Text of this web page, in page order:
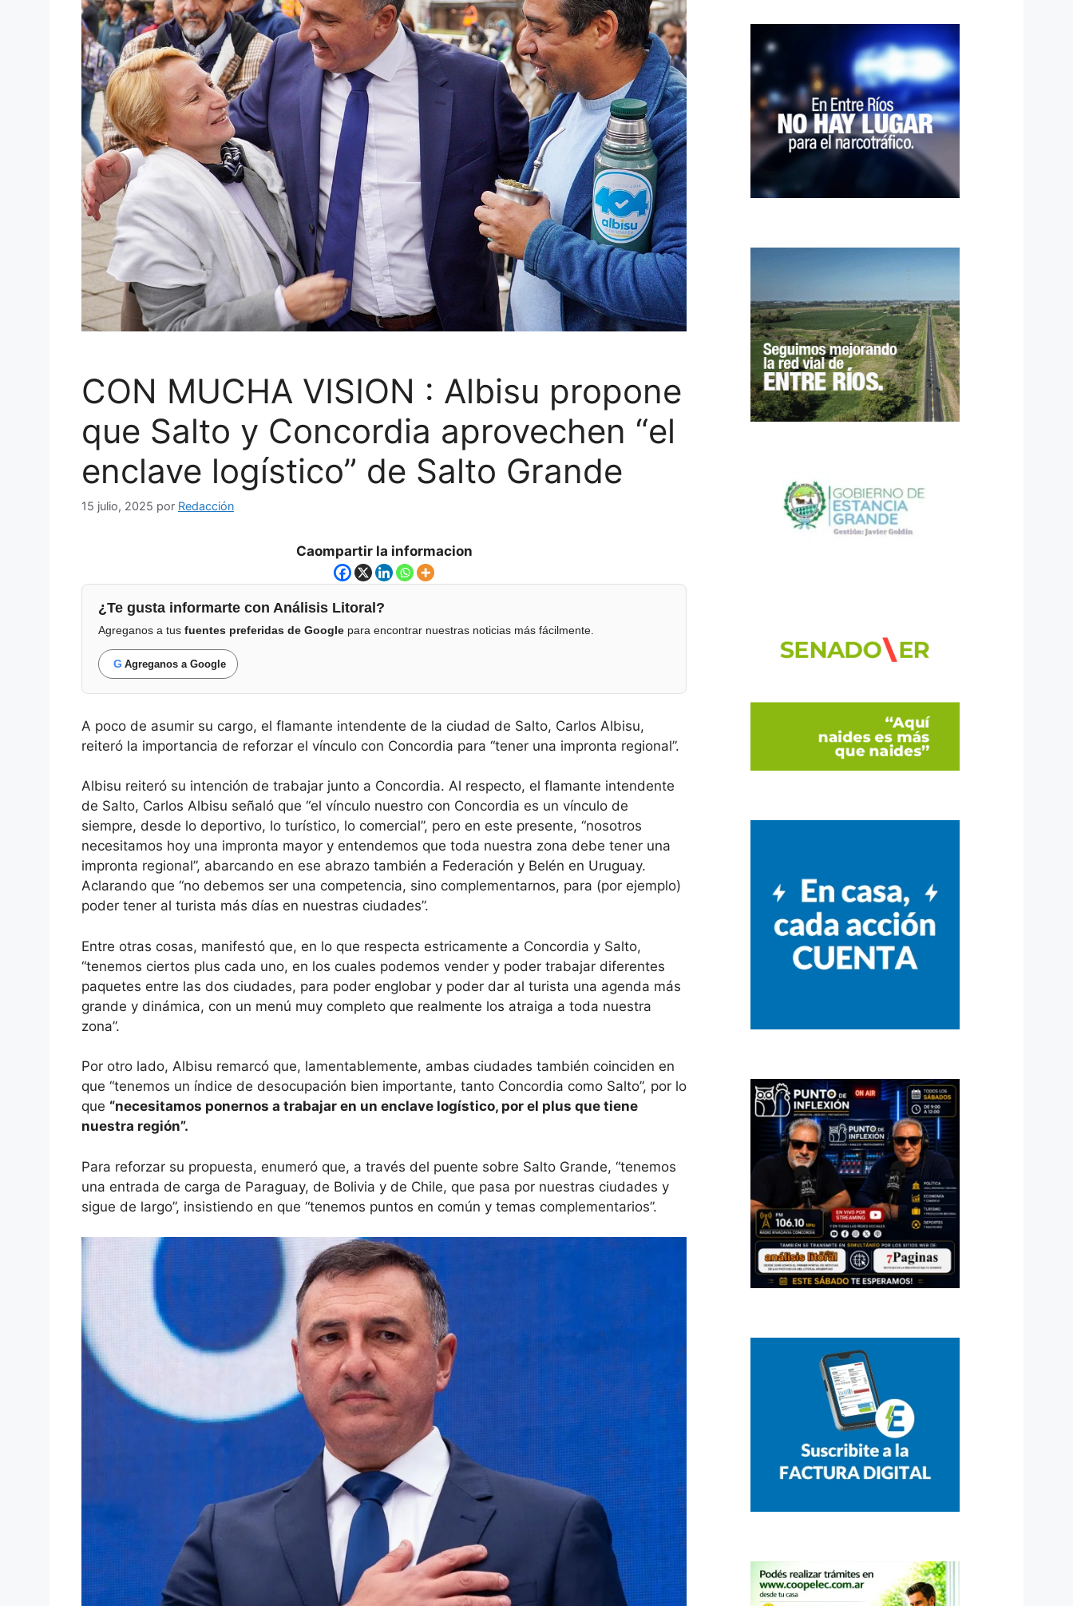
CON MUCHA VISION : Albisu propone
que Salto y Concordia aprovechen “el
enclave logístico” de Salto Grande
15 julio, 2025 por Redacción
Caompartir la informacion
¿Te gusta informarte con Análisis Litoral?
Agreganos a tus fuentes preferidas de Google para encontrar nuestras noticias más fácilmente.
G Agreganos a Google
A poco de asumir su cargo, el flamante intendente de la ciudad de Salto, Carlos Albisu,
reiteró la importancia de reforzar el vínculo con Concordia para “tener una impronta regional”.
Albisu reiteró su intención de trabajar junto a Concordia. Al respecto, el flamante intendente
de Salto, Carlos Albisu señaló que “el vínculo nuestro con Concordia es un vínculo de
siempre, desde lo deportivo, lo turístico, lo comercial”, pero en este presente, “nosotros
necesitamos hoy una impronta mayor y entendemos que toda nuestra zona debe tener una
impronta regional”, abarcando en ese abrazo también a Federación y Belén en Uruguay.
Aclarando que “no debemos ser una competencia, sino complementarnos, para (por ejemplo)
poder tener al turista más días en nuestras ciudades”.
Entre otras cosas, manifestó que, en lo que respecta estricamente a Concordia y Salto,
“tenemos ciertos plus cada uno, en los cuales podemos vender y poder trabajar diferentes
paquetes entre las dos ciudades, para poder englobar y poder dar al turista una agenda más
grande y dinámica, con un menú muy completo que realmente los atraiga a toda nuestra
zona”.
Por otro lado, Albisu remarcó que, lamentablemente, ambas ciudades también coinciden en
que “tenemos un índice de desocupación bien importante, tanto Concordia como Salto”, por lo
que “necesitamos ponernos a trabajar en un enclave logístico, por el plus que tiene
nuestra región”.
Para reforzar su propuesta, enumeró que, a través del puente sobre Salto Grande, “tenemos
una entrada de carga de Paraguay, de Bolivia y de Chile, que pasa por nuestras ciudades y
sigue de largo”, insistiendo en que “tenemos puntos en común y temas complementarios”.